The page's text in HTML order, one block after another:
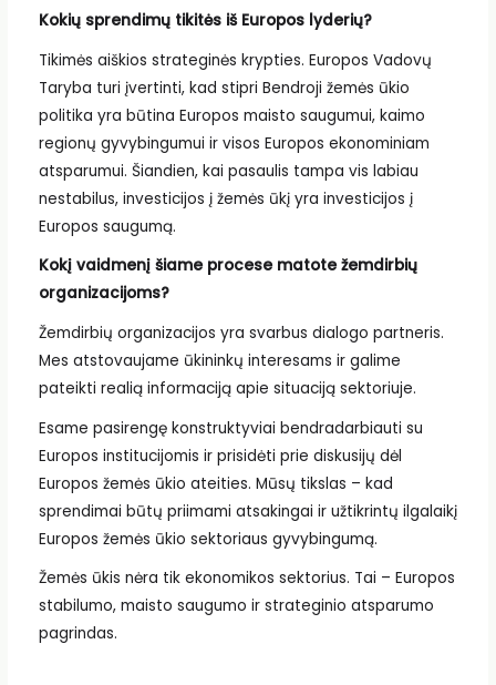
Kokių sprendimų tikitės iš Europos lyderių?
Tikimės aiškios strateginės krypties. Europos Vadovų
Taryba turi įvertinti, kad stipri Bendroji žemės ūkio
politika yra būtina Europos maisto saugumui, kaimo
regionų gyvybingumui ir visos Europos ekonominiam
atsparumui. Šiandien, kai pasaulis tampa vis labiau
nestabilus, investicijos į žemės ūkį yra investicijos į
Europos saugumą.
Kokį vaidmenį šiame procese matote žemdirbių
organizacijoms?
Žemdirbių organizacijos yra svarbus dialogo partneris.
Mes atstovaujame ūkininkų interesams ir galime
pateikti realią informaciją apie situaciją sektoriuje.
Esame pasirengę konstruktyviai bendradarbiauti su
Europos institucijomis ir prisidėti prie diskusijų dėl
Europos žemės ūkio ateities. Mūsų tikslas – kad
sprendimai būtų priimami atsakingai ir užtikrintų ilgalaikį
Europos žemės ūkio sektoriaus gyvybingumą.
Žemės ūkis nėra tik ekonomikos sektorius. Tai – Europos
stabilumo, maisto saugumo ir strateginio atsparumo
pagrindas.